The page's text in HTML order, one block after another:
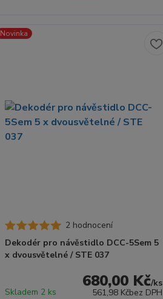
Novinka
2 hodnocení
Dekodér pro návěstidlo DCC-5Sem 5
x dvousvětelné / STE 037
680,00 Kč/ks
561,98 Kčbez DPH
Skladem 2 ks